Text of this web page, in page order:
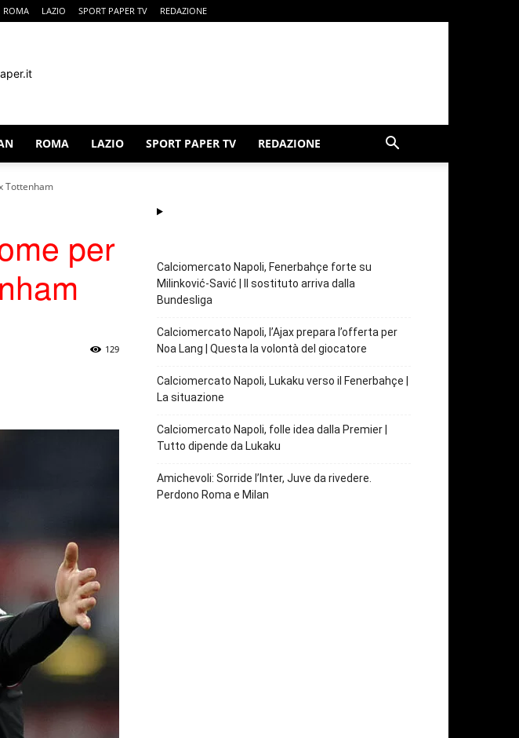
ROMA LAZIO SPORT PAPER TV REDAZIONE
ROMA LAZIO SPORT PAPER TV REDAZIONE
Tottenham
per
129
Calciomercato Napoli, Fenerbahçe forte su
Milinković-Savić | Il sostituto arriva dalla
Bundesliga
Calciomercato Napoli, l’Ajax prepara l’offerta per
Noa Lang | Questa la volontà del giocatore
Calciomercato Napoli, Lukaku verso il Fenerbahçe |
La situazione
Calciomercato Napoli, folle idea dalla Premier |
Tutto dipende da Lukaku
Amichevoli: Sorride l’Inter, Juve da rivedere.
Perdono Roma e Milan